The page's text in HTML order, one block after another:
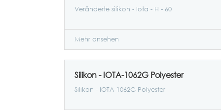
Veränderte silikon - Iota - H - 60
Mehr ansehen
Silikon - IOTA-1062G Polyester
Silikon - IOTA-1062G Polyester